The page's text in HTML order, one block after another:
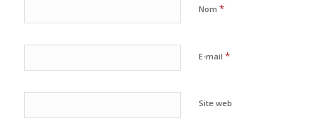
Nom *
E-mail *
Site web